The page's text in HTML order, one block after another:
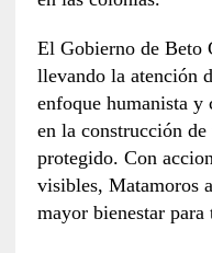
El Gobierno de Beto
llevando la atención
enfoque humanista y
en la construcción
protegido. Con
visibles, Matamoros
mayor bienestar para